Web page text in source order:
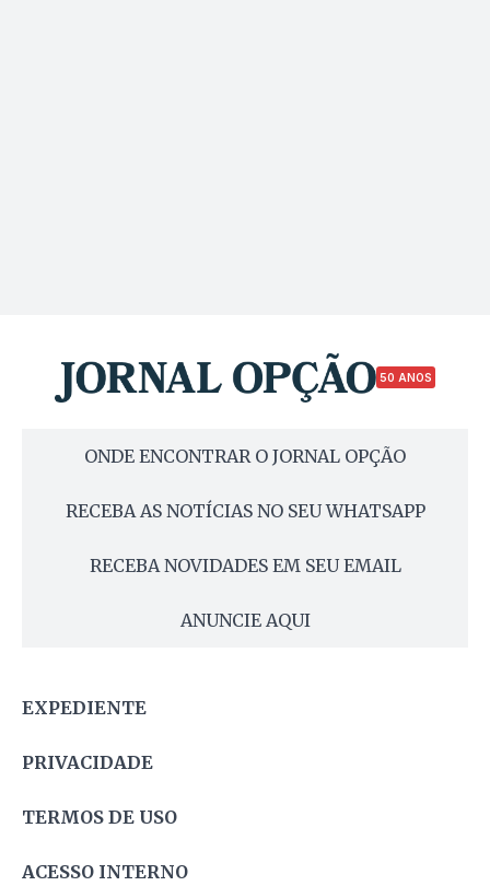
50 ANOS
ONDE ENCONTRAR O JORNAL OPÇÃO
RECEBA AS NOTÍCIAS NO SEU WHATSAPP
RECEBA NOVIDADES EM SEU EMAIL
ANUNCIE AQUI
EXPEDIENTE
PRIVACIDADE
TERMOS DE USO
ACESSO INTERNO